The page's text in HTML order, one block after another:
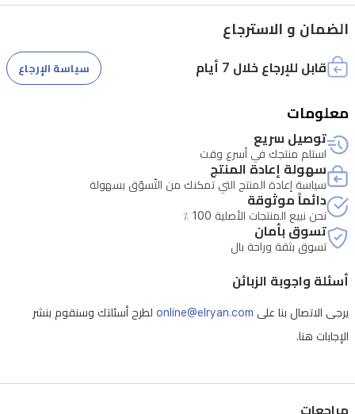
تتميز
المكواة
دقيق
في
درجة
الحرارة
ونظام
إيقاف
تلقائي
للسلامة
الضمان و الاسترجاع
قابل للإرجاع خلال 7 أيام سياسة الإرجاع
معلومات
توصيل سريع
استلم منتجك في أسرع وقت
سهولة إعادة المنتج
سياسة إعادة المنتج التي تمكنك من التّسوّق بسهولة
دائماً موثوقة
نحن نبيع المنتجات الأصلية 100 ٪
تسوق بأمان
تسوق بثقة وراحة بال
أسئلة واجوبة الزبائن
يرجى الاتصال بنا على online@elryan.com لطرح أسئلتك وسنقوم بنشر
الإجابات هنا.
مراجعات